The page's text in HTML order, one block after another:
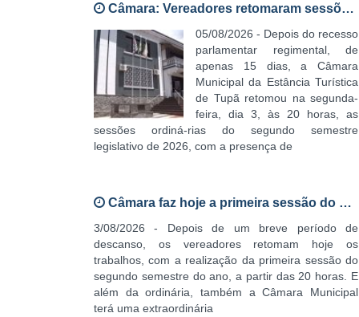
Câmara: Vereadores retomaram sessões or
05/08/2026 - Depois do recesso
parlamentar regimental, de
apenas 15 dias, a Câmara
Municipal da Estância Turística
de Tupã retomou na segunda-
feira, dia 3, às 20 horas, as
sessões ordiná-rias do segundo semestre
legislativo de 2026, com a presença de
Câmara faz hoje a primeira sessão do seg
3/08/2026 - Depois de um breve período de
descanso, os vereadores retomam hoje os
trabalhos, com a realização da primeira sessão do
segundo semestre do ano, a partir das 20 horas. E
além da ordinária, também a Câmara Municipal
terá uma extraordinária